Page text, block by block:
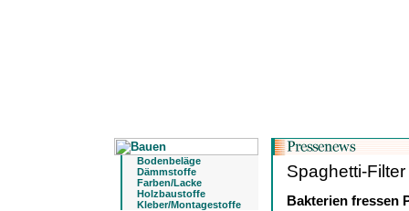
Bodenbeläge
Dämmstoffe
Farben/Lacke
Holzbaustoffe
Kleber/Montagestoffe
Spaghetti-
Bakterien fressen